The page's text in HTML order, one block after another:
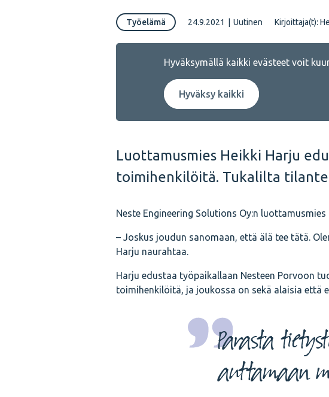
Työelämä 24.9.2021 Uutinen Kirjoittaja(t):
Hyväksymällä kaikki evästeet voit
Hyväksy kaikki
Luottamusmies Heikki Harju
toimihenkilöitä. Tukalilta
Neste Engineering Solutions Oy:n luottamusmies
– Joskus joudun sanomaan, että älä tee tätä.
Harju naurahtaa.
Harju edustaa työpaikallaan Nesteen Porvoon
toimihenkilöitä, ja joukossa on sekä alaisia että
Parasta
auttamaan